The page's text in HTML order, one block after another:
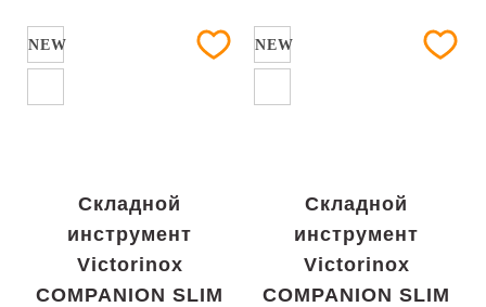
NEW
Складной
инструмент
Victorinox
COMPANION SLIM
NEW
Складной
инструмент
Victorinox
COMPANION SLIM